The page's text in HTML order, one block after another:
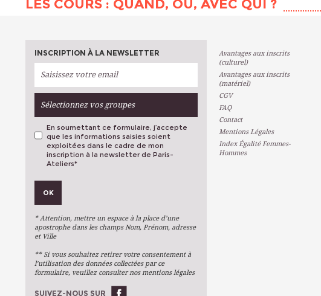
LES COURS : QUAND, OÙ, AVEC QUI ?
INSCRIPTION À LA NEWSLETTER
Sélectionnez vos groupes
Métiers D'art
Arts Du Texte
Stages Ponctuels
Ateliers À L'année
En soumettant ce formulaire, j’accepte
que les informations saisies soient
exploitées dans le cadre de mon
inscription à la newsletter de Paris-
Ateliers*
OK
* Attention, mettre un espace à la place d’une
apostrophe dans les champs Nom, Prénom, adresse
et Ville
** Si vous souhaitez retirer votre consentement à
l’utilisation des données collectées par ce
formulaire, veuillez consulter nos mentions légales
SUIVEZ-NOUS SUR
Avantages aux inscrits
(culturel)
Avantages aux inscrits
(matériel)
CGV
FAQ
Contact
Mentions Légales
Index Égalité Femmes-
Hommes